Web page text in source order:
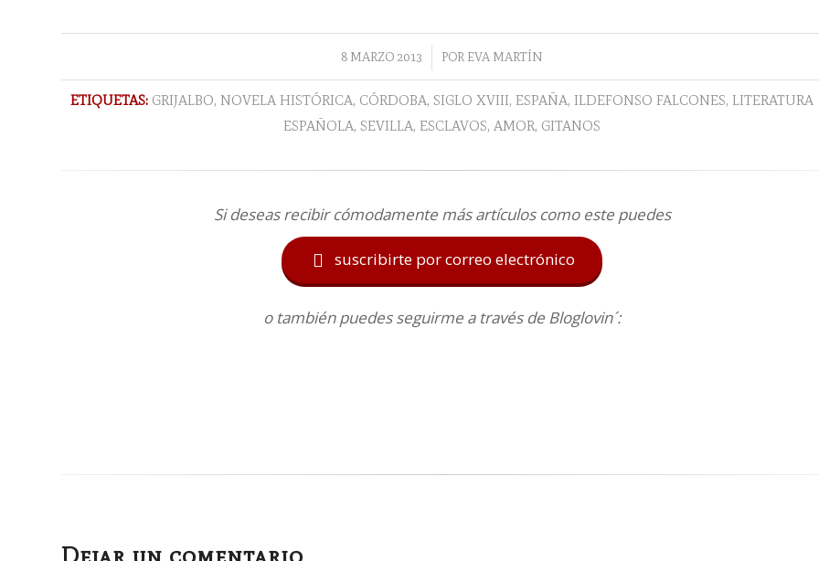
8 MARZO 2013
/ POR EVA MARTÍN
ETIQUETAS: GRIJALBO, NOVELA HISTÓRICA, CÓRDOBA,SIGLO XVIII, ESPAÑA,ILDEFONSO FALCONES, LITERATURA
ESPAÑOLA,SEVILLA, ESCLAVOS,AMOR, GITANOS
Si deseas recibir cómodamente más artículos como este puedes
 suscribirte por correo electrónico
o también puedes seguirme a través de Bloglovin´: